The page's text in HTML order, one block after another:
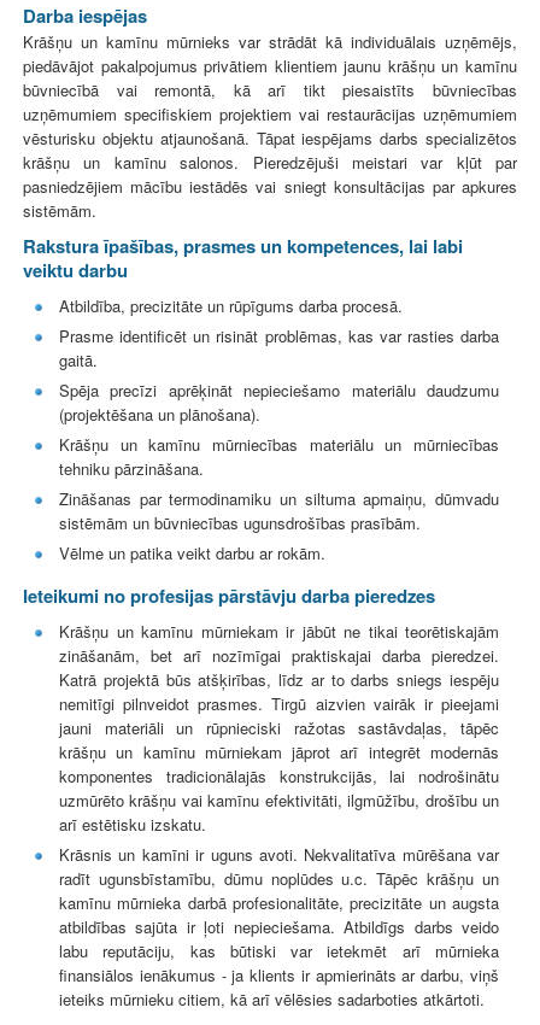
Darba iespējas
Krāšņu un kamīnu mūrnieks var strādāt kā individuālais uzņēmējs,
piedāvājot pakalpojumus privātiem klientiem jaunu krāšņu un kamīnu
būvniecībā vai remontā, kā arī tikt piesaistīts būvniecības
uzņēmumiem specifiskiem projektiem vai restaurācijas uzņēmumiem
vēsturisku objektu atjaunošanā. Tāpat iespējams darbs specializētos
krāšņu un kamīnu salonos. Pieredzējuši meistari var kļūt par
pasniedzējiem mācību iestādēs vai sniegt konsultācijas par apkures
sistēmām.
Rakstura īpašības, prasmes un kompetences, lai labi
veiktu darbu
Atbildība, precizitāte un rūpīgums darba procesā.
Prasme identificēt un risināt problēmas, kas var rasties darba
gaitā.
Spēja precīzi aprēķināt nepieciešamo materiālu daudzumu
(projektēšana un plānošana).
Krāšņu un kamīnu mūrniecības materiālu un mūrniecības
tehniku pārzināšana.
Zināšanas par termodinamiku un siltuma apmaiņu, dūmvadu
sistēmām un būvniecības ugunsdrošības prasībām.
Vēlme un patika veikt darbu ar rokām.
Ieteikumi no profesijas pārstāvju darba pieredzes
Krāšņu un kamīnu mūrniekam ir jābūt ne tikai teorētiskajām
zināšanām, bet arī nozīmīgai praktiskajai darba pieredzei.
Katrā projektā būs atšķirības, līdz ar to darbs sniegs iespēju
nemitīgi pilnveidot prasmes. Tirgū aizvien vairāk ir pieejami
jauni materiāli un rūpnieciski ražotas sastāvdaļas, tāpēc
krāšņu un kamīnu mūrniekam jāprot arī integrēt modernās
komponentes tradicionālajās konstrukcijās, lai nodrošinātu
uzmūrēto krāšņu vai kamīnu efektivitāti, ilgmūžību, drošību un
arī estētisku izskatu.
Krāsnis un kamīni ir uguns avoti. Nekvalitatīva mūrēšana var
radīt ugunsbīstamību, dūmu noplūdes u.c. Tāpēc krāšņu un
kamīnu mūrnieka darbā profesionalitāte, precizitāte un augsta
atbildības sajūta ir ļoti nepieciešama. Atbildīgs darbs veido
labu reputāciju, kas būtiski var ietekmēt arī mūrnieka
finansiālos ienākumus - ja klients ir apmierināts ar darbu, viņš
ieteiks mūrnieku citiem, kā arī vēlēsies sadarboties atkārtoti.